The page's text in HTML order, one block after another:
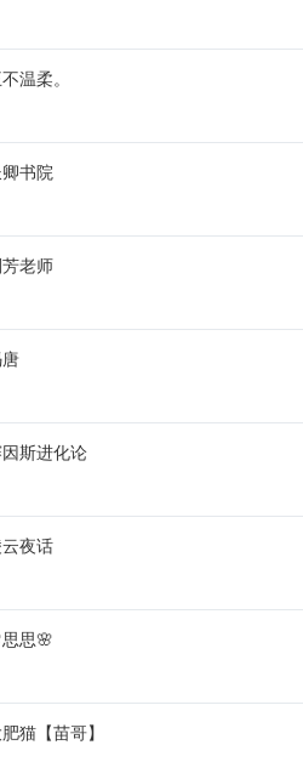
温柔。
书院
老师
斯进化论
夜话
思🌸
猫【苗哥】